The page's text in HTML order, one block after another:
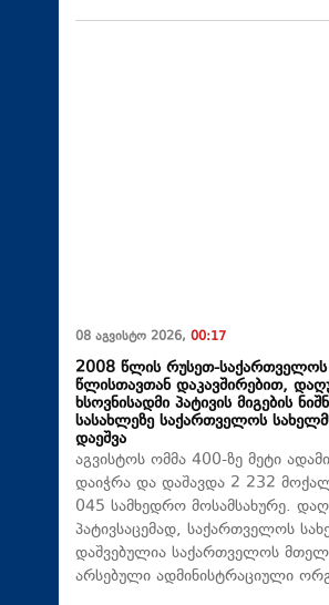
08 აგვისტო 2026, 00:17
2008 წლის რუსეთ-საქართველოს
წლისთავთან დაკავშირებით,
ხსოვნისადმი პატივის მიგების
სასახლეზე საქართველოს
დაეშვა
აგვისტოს ომმა 400-ზე მეტი
დაიჭრა და დაშავდა 2 232
045 სამხედრო მოსამსახურე.
პატივსაცემად, საქართველოს
დაშვებულია საქართველოს
არსებული ადმინისტრაციული